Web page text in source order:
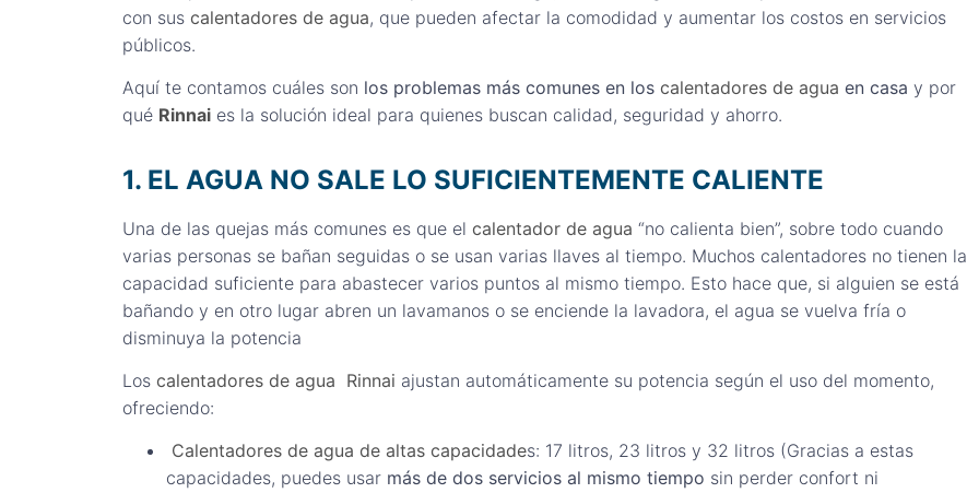
con sus calentadores de agua, que pueden afectar la comodidad y aumentar los costos en servicios
públicos.
Aquí te contamos cuáles son los problemas más comunes en los calentadores de agua en casa y por
qué Rinnai es la solución ideal para quienes buscan calidad, seguridad y ahorro.
1. EL AGUA NO SALE LO SUFICIENTEMENTE CALIENTE
Una de las quejas más comunes es que el calentador de agua “no calienta bien”, sobre todo cuando
varias personas se bañan seguidas o se usan varias llaves al tiempo. Muchos calentadores no tienen la
capacidad suficiente para abastecer varios puntos al mismo tiempo. Esto hace que, si alguien se está
bañando y en otro lugar abren un lavamanos o se enciende la lavadora, el agua se vuelva fría o
disminuya la potencia
Los calentadores de agua Rinnai ajustan automáticamente su potencia según el uso del momento,
ofreciendo:
Calentadores de agua de altas capacidades: 17 litros, 23 litros y 32 litros (Gracias a estas
capacidades, puedes usar más de dos servicios al mismo tiempo sin perder confort ni